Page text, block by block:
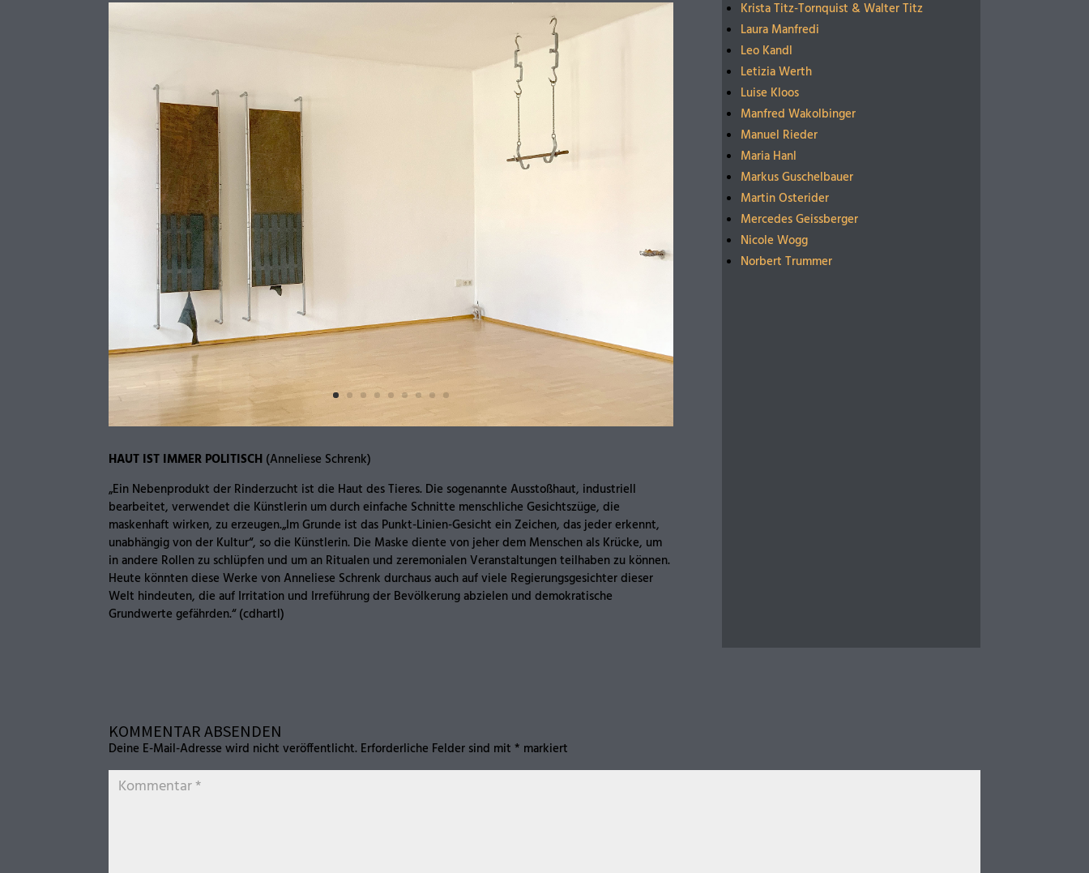
HAUT IST IMMER POLITISCH (Anneliese Schrenk)
„Ein Nebenprodukt der Rinderzucht ist die Haut des Tieres. Die sogenannte Ausstoßhaut, industriell
bearbeitet, verwendet die Künstlerin um durch einfache Schnitte menschliche Gesichtszüge, die
maskenhaft wirken, zu erzeugen.„Im Grunde ist das Punkt-Linien-Gesicht ein Zeichen, das jeder erkennt,
unabhängig von der Kultur“, so die Künstlerin. Die Maske diente von jeher dem Menschen als Krücke, um
in andere Rollen zu schlüpfen und um an Ritualen und zeremonialen Veranstaltungen teilhaben zu können.
Heute könnten diese Werke von Anneliese Schrenk durchaus auch auf viele Regierungsgesichter dieser
Welt hindeuten, die auf Irritation und Irreführung der Bevölkerung abzielen und demokratische
Grundwerte gefährden.“ (cdhartl)
Krista Titz-Tornquist & Walter Titz
Laura Manfredi
Leo Kandl
Letizia Werth
Luise Kloos
Manfred Wakolbinger
Manuel Rieder
Maria Hanl
Markus Guschelbauer
Martin Osterider
Mercedes Geissberger
Nicole Wogg
Norbert Trummer
KOMMENTAR ABSENDEN
Deine E-Mail-Adresse wird nicht veröffentlicht. Erforderliche Felder sind mit* markiert